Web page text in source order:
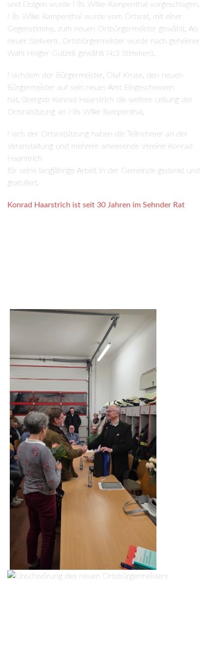
und Dolgen wurde Nils Wilke-Rampenthal vorgeschlagen.
Nils Wilke Rampenthal wurde vom Ortsrat, mit einer
Gegenstimme, zum neuen Ortbürgermeister gewählt. Als
neuer Stellvertr. Ortsbürgermeister wurde nach geheimer
Wahl Holger Gutzeit gewählt (4:3 Stimmen).
Nachdem der Bürgermeister, Olaf Kruse, den neuen
Bürgermeister auf sein neues Amt Eingeschworen
hat, übergab Konrad Haarstrich die weitere Leitung der
Ortsratsitzung an Nils Wilke Rampenthal.
Nach der Ortsratsitzung haben die Teilnehmer an der
Veranstaltung und mehrere anwesende Vereine Konrad
Haarstrich
für seine langjährige Arbeit in der Gemeinde gedankt und
gratuliert.
Konrad Haarstrich ist seit 30 Jahren im Sehnder Rat